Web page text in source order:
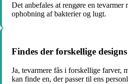
Det anbefales at rengøre en
ophobning af bakterier og lugt.
Findes der forskellige
Ja, tevarmere fås i forskellige farver,
kan finde en, der passer til ens